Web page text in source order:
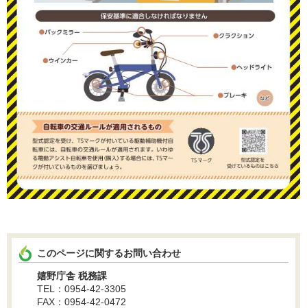
このページに関するお問い合わせ
嬉野庁舎 税務課
TEL：0954-42-3305
FAX：0954-42-0472